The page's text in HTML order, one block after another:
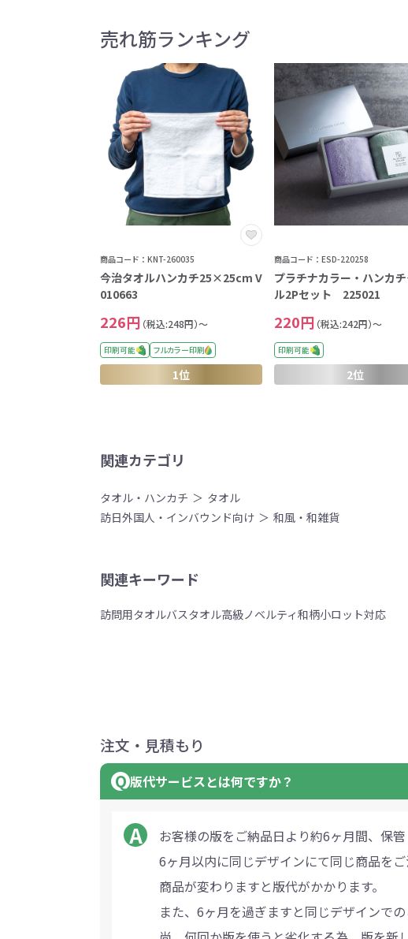
売れ筋ランキング
商品コード：KNT-260035
今治タオルハンカチ25×25cm V
010663
226円 （税込:248円）～
印刷可能 フルカラー印刷
1位
商品コード：ESD-220258
プラチナカラー・ハンカ
ル2Pセット 225021
220円 （税込:242円）～
印刷可能
2位
関連カテゴリ
タオル・ハンカチ
タオル
訪日外国人・インバウンド向け
和風・和雑貨
関連キーワード
訪問用タオルバスタオル高級ノベルティ和柄小ロット対応
注文・見積もり
版代サービスとは何ですか？
お客様の版をご納品日より約6ヶ月間、保管
6ヶ月以内に同じデザインにて同じ商品を
商品が変わりますと版代がかかります。
また、6ヶ月を過ぎますと同じデザインで